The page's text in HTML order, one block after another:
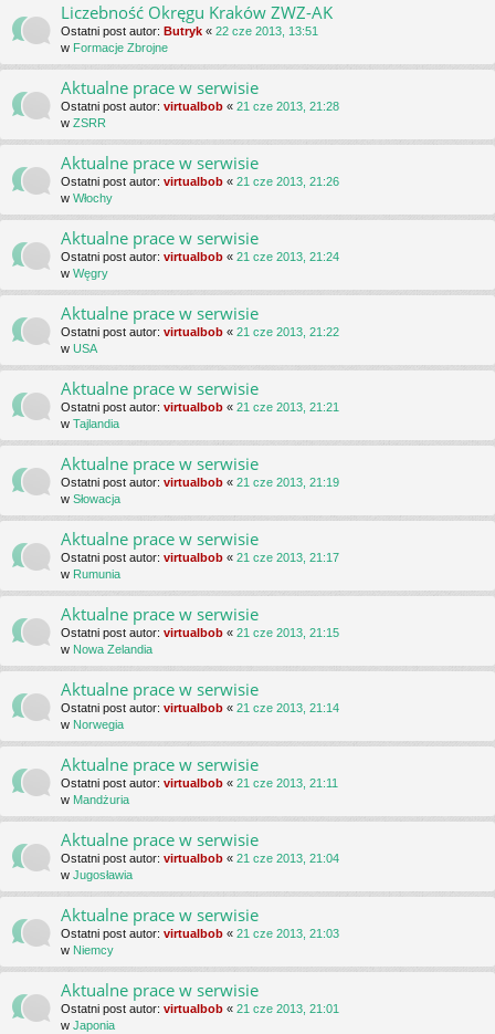
Liczebność Okręgu Kraków ZWZ-AK
Ostatni post autor: Butryk « 22 cze 2013, 13:51
w Formacje Zbrojne
Aktualne prace w serwisie
Ostatni post autor: virtualbob « 21 cze 2013, 21:28
w ZSRR
Aktualne prace w serwisie
Ostatni post autor: virtualbob « 21 cze 2013, 21:26
w Włochy
Aktualne prace w serwisie
Ostatni post autor: virtualbob « 21 cze 2013, 21:24
w Węgry
Aktualne prace w serwisie
Ostatni post autor: virtualbob « 21 cze 2013, 21:22
w USA
Aktualne prace w serwisie
Ostatni post autor: virtualbob « 21 cze 2013, 21:21
w Tajlandia
Aktualne prace w serwisie
Ostatni post autor: virtualbob « 21 cze 2013, 21:19
w Słowacja
Aktualne prace w serwisie
Ostatni post autor: virtualbob « 21 cze 2013, 21:17
w Rumunia
Aktualne prace w serwisie
Ostatni post autor: virtualbob « 21 cze 2013, 21:15
w Nowa Zelandia
Aktualne prace w serwisie
Ostatni post autor: virtualbob « 21 cze 2013, 21:14
w Norwegia
Aktualne prace w serwisie
Ostatni post autor: virtualbob « 21 cze 2013, 21:11
w Mandżuria
Aktualne prace w serwisie
Ostatni post autor: virtualbob « 21 cze 2013, 21:04
w Jugosławia
Aktualne prace w serwisie
Ostatni post autor: virtualbob « 21 cze 2013, 21:03
w Niemcy
Aktualne prace w serwisie
Ostatni post autor: virtualbob « 21 cze 2013, 21:01
w Japonia